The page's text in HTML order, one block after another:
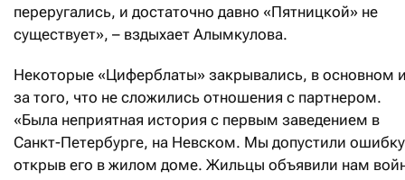
переругались, и достаточно давно «Пятницкой» не
существует», – вздыхает Алымкулова.
Некоторые «Циферблаты» закрывались, в основном
за того, что не сложились отношения с партнером.
«Была неприятная история с первым заведением в
Санкт-Петербурге, на Невском. Мы допустили
открыв его в жилом доме. Жильцы объявили нам